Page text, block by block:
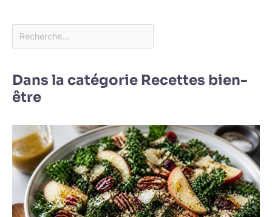
Dans la catégorie Recettes bien-
être